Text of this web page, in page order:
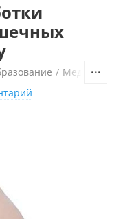
/ Медицина